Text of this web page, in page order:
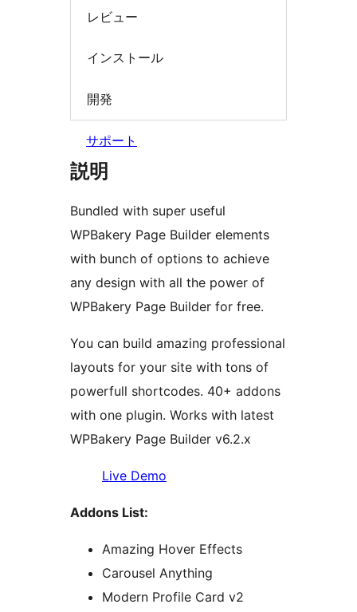
レビュー
インストール
開発
サポート
説明
Bundled with super useful
WPBakery Page Builder elements
with bunch of options to achieve
any design with all the power of
WPBakery Page Builder for free.
You can build amazing professional
layouts for your site with tons of
powerfull shortcodes. 40+ addons
with one plugin. Works with latest
WPBakery Page Builder v6.2.x
Live Demo
Addons List:
Amazing Hover Effects
Carousel Anything
Modern Profile Card v2